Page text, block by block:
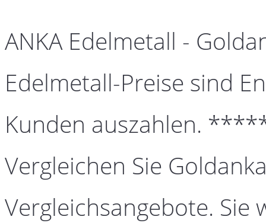
ANKA Edelmetall -
Edelmetall-Preise sind
Kunden auszahlen.
Vergleichen Sie
Vergleichsangebote. Sie